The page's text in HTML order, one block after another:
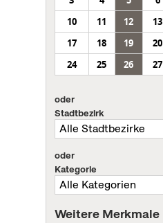
10
11 12 13
17
18 19 20
24
25 26 27
oder
Stadtbezirk
oder
Kategorie
Weitere Merkmale